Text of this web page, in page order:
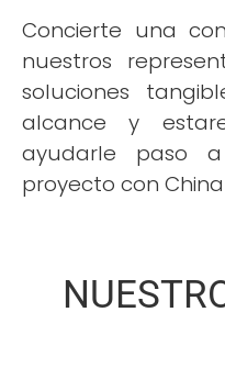
Concierte una
nuestros
soluciones
alcance y
ayudarle paso
proyecto con China